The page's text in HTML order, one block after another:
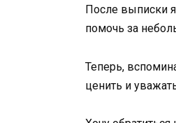
После выписки
помочь за
Теперь,
ценить и